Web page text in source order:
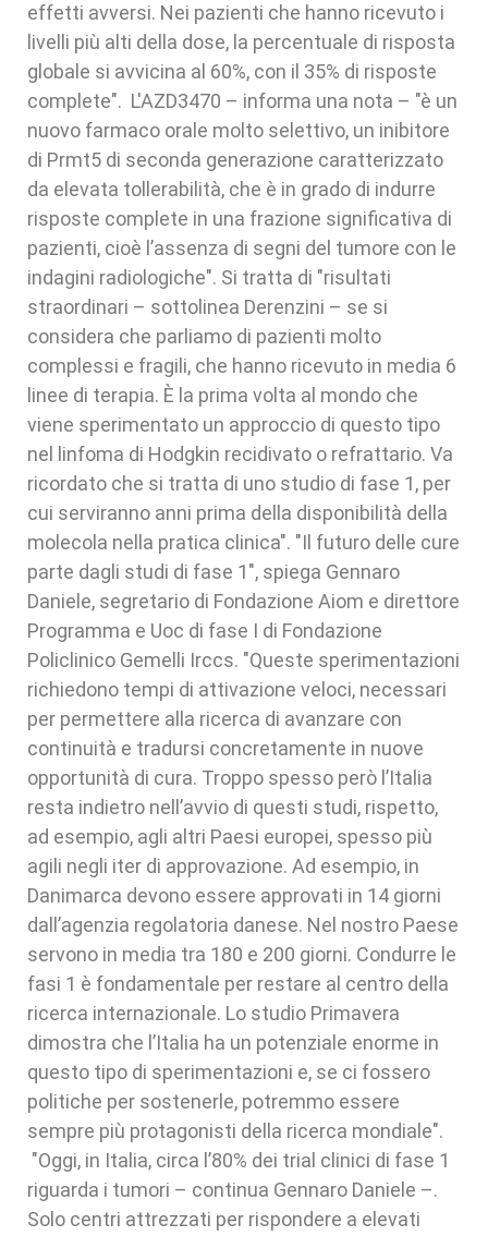
effetti avversi. Nei pazienti che hanno ricevuto i
livelli più alti della dose, la percentuale di risposta
globale si avvicina al 60%, con il 35% di risposte
complete". L'AZD3470 – informa una nota – "è un
nuovo farmaco orale molto selettivo, un inibitore
di Prmt5 di seconda generazione caratterizzato
da elevata tollerabilità, che è in grado di indurre
risposte complete in una frazione significativa di
pazienti, cioè l’assenza di segni del tumore con le
indagini radiologiche". Si tratta di "risultati
straordinari – sottolinea Derenzini – se si
considera che parliamo di pazienti molto
complessi e fragili, che hanno ricevuto in media 6
linee di terapia. È la prima volta al mondo che
viene sperimentato un approccio di questo tipo
nel linfoma di Hodgkin recidivato o refrattario. Va
ricordato che si tratta di uno studio di fase 1, per
cui serviranno anni prima della disponibilità della
molecola nella pratica clinica". "Il futuro delle cure
parte dagli studi di fase 1", spiega Gennaro
Daniele, segretario di Fondazione Aiom e direttore
Programma e Uoc di fase I di Fondazione
Policlinico Gemelli Irccs. "Queste sperimentazioni
richiedono tempi di attivazione veloci, necessari
per permettere alla ricerca di avanzare con
continuità e tradursi concretamente in nuove
opportunità di cura. Troppo spesso però l’Italia
resta indietro nell’avvio di questi studi, rispetto,
ad esempio, agli altri Paesi europei, spesso più
agili negli iter di approvazione. Ad esempio, in
Danimarca devono essere approvati in 14 giorni
dall’agenzia regolatoria danese. Nel nostro Paese
servono in media tra 180 e 200 giorni. Condurre le
fasi 1 è fondamentale per restare al centro della
ricerca internazionale. Lo studio Primavera
dimostra che l’Italia ha un potenziale enorme in
questo tipo di sperimentazioni e, se ci fossero
politiche per sostenerle, potremmo essere
sempre più protagonisti della ricerca mondiale".
"Oggi, in Italia, circa l’80% dei trial clinici di fase 1
riguarda i tumori – continua Gennaro Daniele –.
Solo centri attrezzati per rispondere a elevati